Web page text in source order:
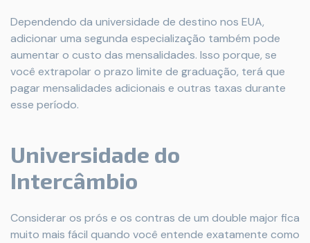
Dependendo da universidade de destino nos EUA,
adicionar uma segunda especialização também pode
aumentar o custo das mensalidades. Isso porque, se
você extrapolar o prazo limite de graduação, terá que
pagar mensalidades adicionais e outras taxas durante
esse período.
Universidade do
Intercâmbio
Considerar os prós e os contras de um double major fica
muito mais fácil quando você entende exatamente como